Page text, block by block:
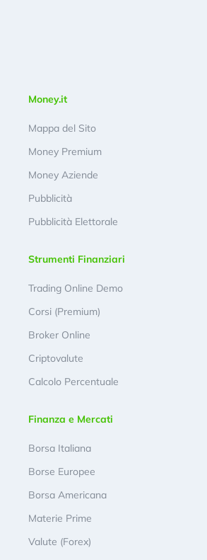
Money.it
Mappa del Sito
Money Premium
Money Aziende
Pubblicità
Pubblicità Elettorale
Strumenti Finanziari
Trading Online Demo
Corsi (Premium)
Broker Online
Criptovalute
Calcolo Percentuale
Finanza e Mercati
Borsa Italiana
Borse Europee
Borsa Americana
Materie Prime
Valute (Forex)